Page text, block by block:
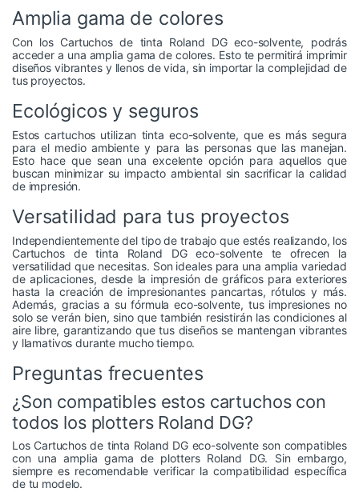
Amplia gama de colores
Con los Cartuchos de tinta Roland DG eco-solvente, podrás
acceder a una amplia gama de colores. Esto te permitirá imprimir
diseños vibrantes y llenos de vida, sin importar la complejidad de
tus proyectos.
Ecológicos y seguros
Estos cartuchos utilizan tinta eco-solvente, que es más segura
para el medio ambiente y para las personas que las manejan.
Esto hace que sean una excelente opción para aquellos que
buscan minimizar su impacto ambiental sin sacrificar la calidad
de impresión.
Versatilidad para tus proyectos
Independientemente del tipo de trabajo que estés realizando, los
Cartuchos de tinta Roland DG eco-solvente te ofrecen la
versatilidad que necesitas. Son ideales para una amplia variedad
de aplicaciones, desde la impresión de gráficos para exteriores
hasta la creación de impresionantes pancartas, rótulos y más.
Además, gracias a su fórmula eco-solvente, tus impresiones no
solo se verán bien, sino que también resistirán las condiciones al
aire libre, garantizando que tus diseños se mantengan vibrantes
y llamativos durante mucho tiempo.
Preguntas frecuentes
¿Son compatibles estos cartuchos con
todos los plotters Roland DG?
Los Cartuchos de tinta Roland DG eco-solvente son compatibles
con una amplia gama de plotters Roland DG. Sin embargo,
siempre es recomendable verificar la compatibilidad específica
de tu modelo.